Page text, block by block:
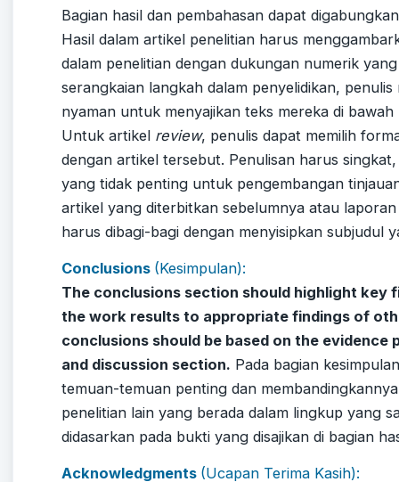
Bagian hasil dan pembahasan dapat
Hasil dalam artikel penelitian harus
dalam penelitian dengan dukungan numerik
serangkaian langkah dalam penyelidikan,
nyaman untuk menyajikan teks mereka di
Untuk artikel review, penulis dapat memilih
dengan artikel tersebut. Penulisan harus
yang tidak penting untuk pengembangan
artikel yang diterbitkan sebelumnya atau
harus dibagi-bagi dengan menyisipkan subjudul
Conclusions (Kesimpulan):
The conclusions section should highlight key
the work results to appropriate findings of
conclusions should be based on the evidence
and discussion section. Pada bagian
temuan-temuan penting dan
penelitian lain yang berada dalam lingkup yang
didasarkan pada bukti yang disajikan di bagian
Acknowledgments (Ucapan Terima Kasih):